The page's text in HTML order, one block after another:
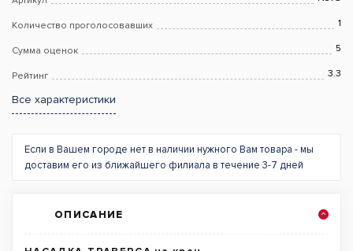
Количество проголосовавших 1
Сумма оценок 5
Рейтинг 3.3
Все характеристики
Если в Вашем городе нет в наличии нужного Вам товара - мы
доставим его из ближайшего филиала в течение 3-7 дней
ОПИСАНИЕ